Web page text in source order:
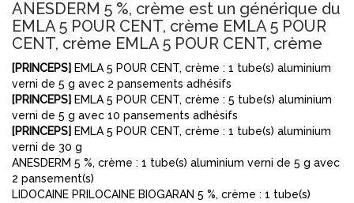
ANESDERM 5 %, crème est un générique du
EMLA 5 POUR CENT, crème EMLA 5 POUR
CENT, crème EMLA 5 POUR CENT, crème
[PRINCEPS] EMLA 5 POUR CENT, crème : 1 tube(s) aluminium
verni de 5 g avec 2 pansements adhésifs
[PRINCEPS] EMLA 5 POUR CENT, crème : 5 tube(s) aluminium
verni de 5 g avec 10 pansements adhésifs
[PRINCEPS] EMLA 5 POUR CENT, crème : 1 tube(s) aluminium
verni de 30 g
ANESDERM 5 %, crème : 1 tube(s) aluminium verni de 5 g avec
2 pansement(s)
LIDOCAINE PRILOCAINE BIOGARAN 5 %, crème : 1 tube(s)